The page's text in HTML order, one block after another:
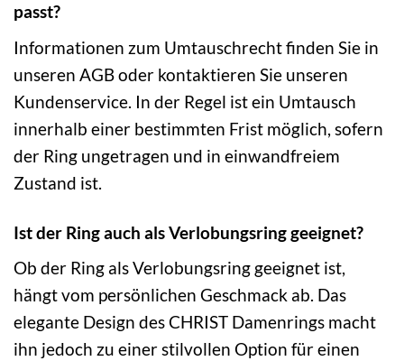
passt?
Informationen zum Umtauschrecht finden Sie in
unseren AGB oder kontaktieren Sie unseren
Kundenservice. In der Regel ist ein Umtausch
innerhalb einer bestimmten Frist möglich, sofern
der Ring ungetragen und in einwandfreiem
Zustand ist.
Ist der Ring auch als Verlobungsring geeignet?
Ob der Ring als Verlobungsring geeignet ist,
hängt vom persönlichen Geschmack ab. Das
elegante Design des CHRIST Damenrings macht
ihn jedoch zu einer stilvollen Option für einen